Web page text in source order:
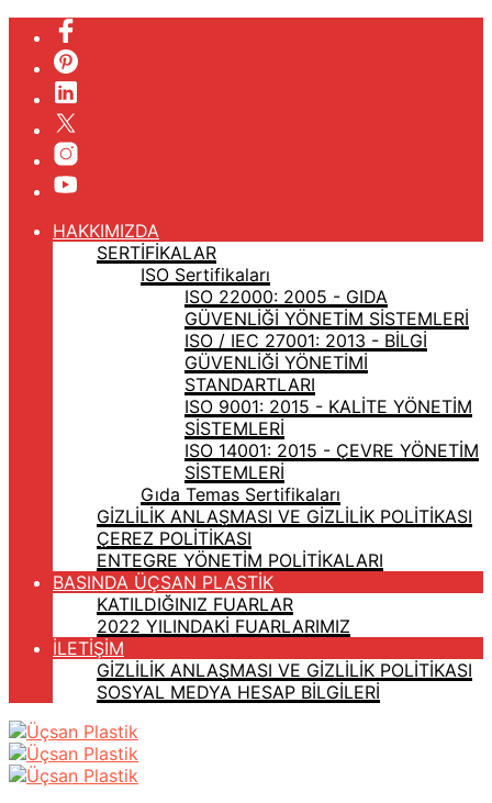
HAKKIMIZDA
SERTİFİKALAR
ISO Sertifikaları
ISO 22000: 2005 - GIDA
GÜVENLİĞİ YÖNETİM SİSTEMLERİ
ISO / IEC 27001: 2013 - BİLGİ
GÜVENLİĞİ YÖNETİMİ
STANDARTLARI
ISO 9001: 2015 - KALİTE YÖNETİM
SİSTEMLERİ
ISO 14001: 2015 - ÇEVRE YÖNETİM
SİSTEMLERİ
Gıda Temas Sertifikaları
GİZLİLİK ANLAŞMASI VE GİZLİLİK POLİTİKASI
ÇEREZ POLİTİKASI
ENTEGRE YÖNETİM POLİTİKALARI
BASINDA ÜÇSAN PLASTİK
KATILDIĞINIZ FUARLAR
2022 YILINDAKİ FUARLARIMIZ
İLETİŞİM
GİZLİLİK ANLAŞMASI VE GİZLİLİK POLİTİKASI
SOSYAL MEDYA HESAP BİLGİLERİ